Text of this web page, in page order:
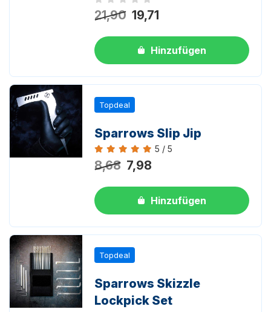
Noch keine Bewertungen
21,90 19,71
Hinzufügen
Topdeal
Sparrows Slip Jip
Bewertung 5 von 5
5 / 5
8,68 7,98
Hinzufügen
Topdeal
Sparrows Skizzle
Lockpick Set